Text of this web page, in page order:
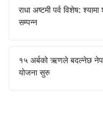
राधा अष्टमी पर्व विशेष:
सम्पन्न
१५ अर्बको ऋणले बदल्नेछ
योजना सुरु